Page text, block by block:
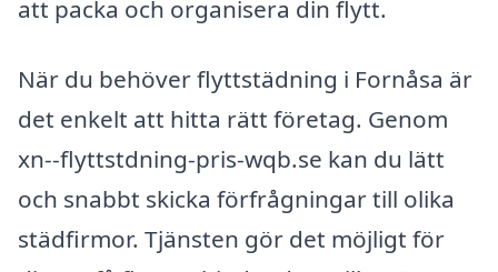
att packa och organisera din flytt.
När du behöver flyttstädning i Fornåsa är
det enkelt att hitta rätt företag. Genom
xn--flyttstdning-pris-wqb.se kan du lätt
och snabbt skicka förfrågningar till olika
städfirmor. Tjänsten gör det möjligt för